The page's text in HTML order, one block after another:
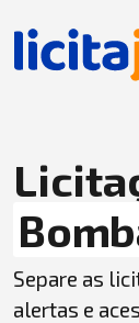
Separe as
alertas e